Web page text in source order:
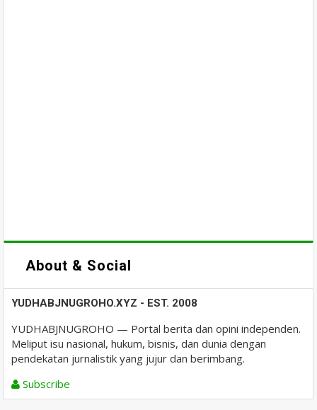
About & Social
YUDHABJNUGROHO.XYZ - EST. 2008
YUDHABJNUGROHO — Portal berita dan opini independen.
Meliput isu nasional, hukum, bisnis, dan dunia dengan
pendekatan jurnalistik yang jujur dan berimbang.
Subscribe